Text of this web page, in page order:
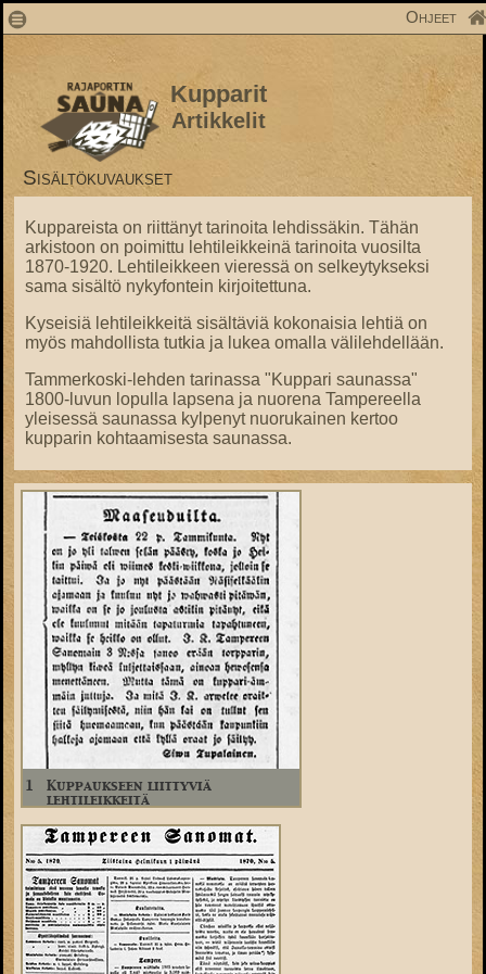
1 Ohjeet
Kupparit
Artikkelit
Sisältökuvaukset
Kuppareista on riittänyt tarinoita lehdissäkin. Tähän
arkistoon on poimittu lehtileikkeinä tarinoita vuosilta
1870-1920. Lehtileikkeen vieressä on selkeytykseksi
sama sisältö nykyfontein kirjoitettuna.
Kyseisiä lehtileikkeitä sisältäviä kokonaisia lehtiä on
myös mahdollista tutkia ja lukea omalla välilehdellään.
Tammerkoski-lehden tarinassa "Kuppari saunassa"
1800-luvun lopulla lapsena ja nuorena Tampereella
yleisessä saunassa kylpenyt nuorukainen kertoo
kupparin kohtaamisesta saunassa.
1
Kuppaukseen liittyviä
lehtileikkeitä